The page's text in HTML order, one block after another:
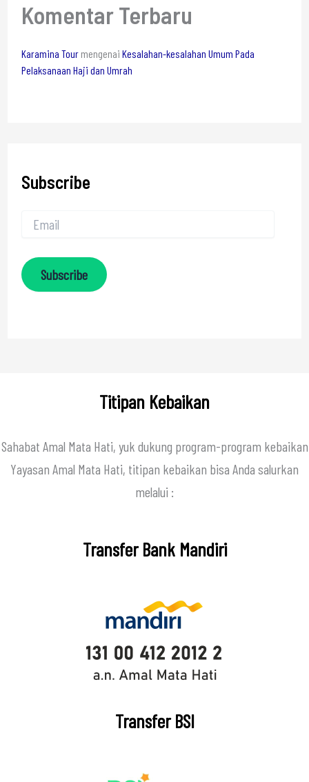
Komentar Terbaru
Karamina Tourmengenai Kesalahan-kesalahan Umum Pada
Pelaksanaan Haji dan Umrah
Subscribe
Subscribe
Titipan Kebaikan
Sahabat Amal Mata Hati, yuk dukung program-program kebaikan
Yayasan Amal Mata Hati, titipan kebaikan bisa Anda salurkan
melalui :
Transfer Bank Mandiri
Transfer BSI